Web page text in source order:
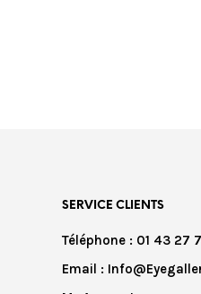
SERVICE CLIENTS
Téléphone : 01 43 27
Email :